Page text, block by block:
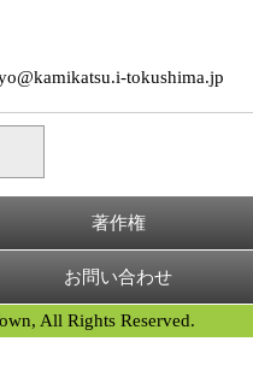
tokushima.jp
著作権
お問い合わせ
All Rights Reserved.